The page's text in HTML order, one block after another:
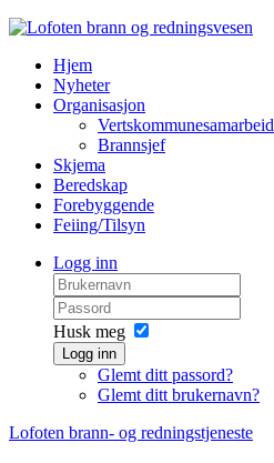
Hjem
Nyheter
Organisasjon
Vertskommunesamarbeid
Brannsjef
Skjema
Beredskap
Forebyggende
Feiing/Tilsyn
Logg inn
Husk meg
Logg inn
Glemt ditt passord?
Glemt ditt brukernavn?
Lofoten brann- og redningstjeneste